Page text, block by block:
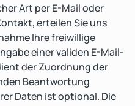
Art per E-Mail oder
erteilen Sie uns
Ihre freiwillige
einer validen E-Mail-
der Zuordnung der
Beantwortung
Daten ist optional. Die